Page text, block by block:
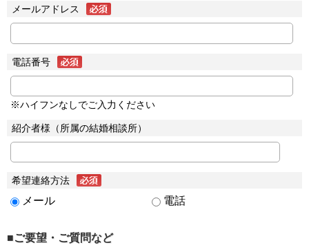
メールアドレス
電話番号
※ハイフンなしでご入力ください
紹介者様（所属の結婚相談所）
希望連絡方法
メール 電話
■ご要望・ご質問など